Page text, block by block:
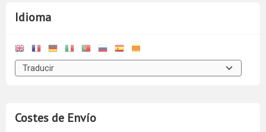
Idioma
Costes de Envío